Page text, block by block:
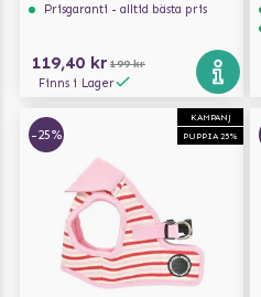
Prisgaranti - alltid bästa pris
119,40 kr 199 kr
Finns i Lager
KAMPANJ
PUPPIA 25%
-25%